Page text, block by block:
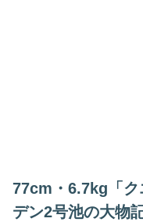
77cm・6.7kg「ク
デン2号池の大物